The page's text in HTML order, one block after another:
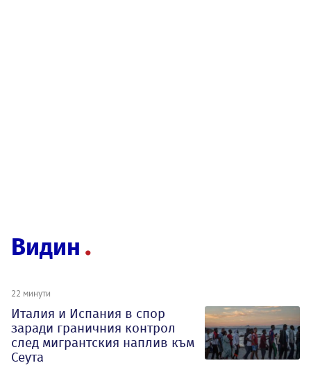
Видин
22 минути
Италия и Испания в спор
заради граничния контрол
след мигрантския наплив към
Сеута